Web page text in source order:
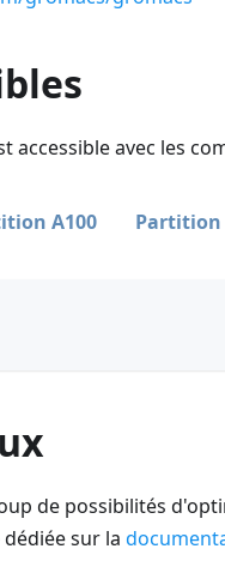
accessible avec les
A100 Partition
de possibilités
sur la